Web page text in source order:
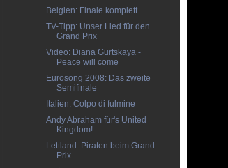
Belgien: Finale komplett
TV-Tipp: Unser Lied für den
Grand Prix
Video: Diana Gurtskaya -
Peace will come
Eurosong 2008: Das zweite
Semifinale
Italien: Colpo di fulmine
Andy Abraham für's United
Kingdom!
Lettland: Piraten beim Grand
Prix